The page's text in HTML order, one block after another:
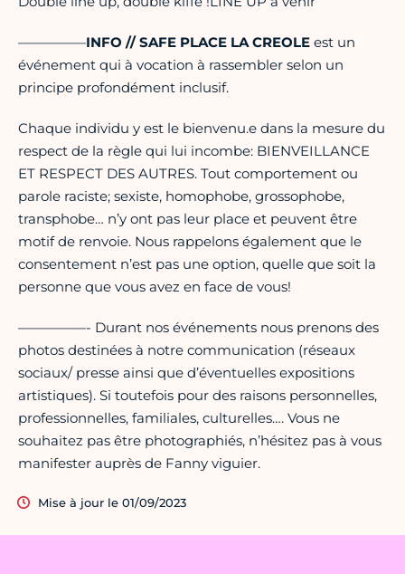
—————INFO // SAFE PLACE LA CREOLE est un
événement qui à vocation à rassembler selon un
principe profondément inclusif.
Chaque individu y est le bienvenu.e dans la mesure du
respect de la règle qui lui incombe: BIENVEILLANCE
ET RESPECT DES AUTRES. Tout comportement ou
parole raciste; sexiste, homophobe, grossophobe,
transphobe… n’y ont pas leur place et peuvent être
motif de renvoie. Nous rappelons également que le
consentement n’est pas une option, quelle que soit la
personne que vous avez en face de vous!
—————- Durant nos événements nous prenons des
photos destinées à notre communication (réseaux
sociaux/ presse ainsi que d’éventuelles expositions
artistiques). Si toutefois pour des raisons personnelles,
professionnelles, familiales, culturelles…. Vous ne
souhaitez pas être photographiés, n’hésitez pas à vous
manifester auprès de Fanny viguier.
Mise à jour le 01/09/2023